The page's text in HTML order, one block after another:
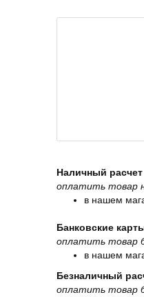
Наличный расчет
оплатить товар
в нашем
Банковские
оплатить товар
в нашем
Безналичный
оплатить товар